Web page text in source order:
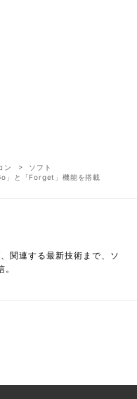
ン
ソフト
」と「Forget」機能を搭載
関連する最新技術まで、ソ